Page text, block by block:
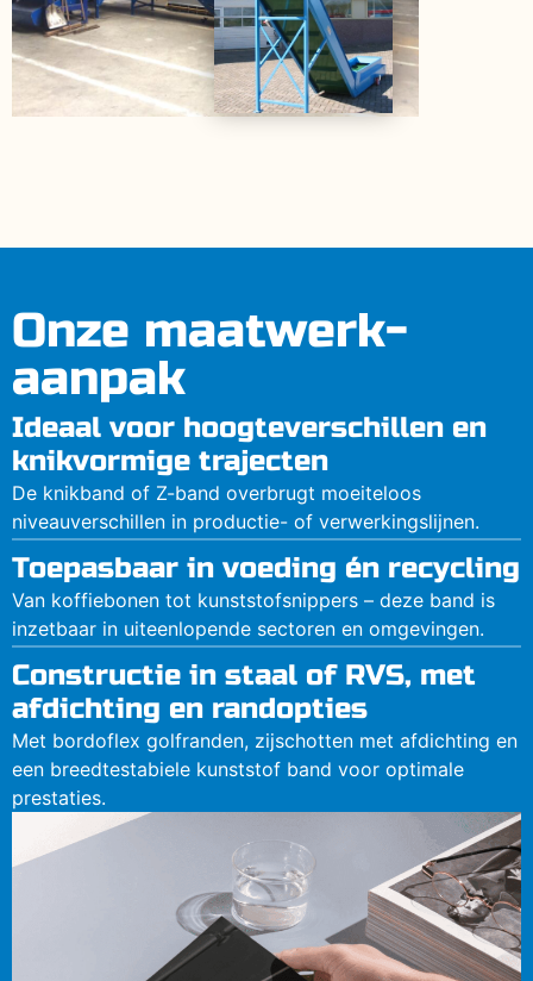
Onze maatwerk-
aanpak
Ideaal voor hoogteverschillen en
knikvormige trajecten
De knikband of Z-band overbrugt moeiteloos
niveauverschillen in productie- of verwerkingslijnen.
Toepasbaar in voeding én recycling
Van koffiebonen tot kunststofsnippers – deze band is
inzetbaar in uiteenlopende sectoren en omgevingen.
Constructie in staal of RVS, met
afdichting en randopties
Met bordoflex golf­randen, zijschotten met afdichting en
een breedtestabiele kunststof band voor optimale
prestaties.